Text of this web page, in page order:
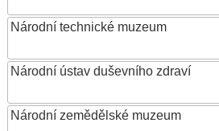
Národní technické muzeum
Národní ústav duševního zdraví
Národní zemědělské muzeum